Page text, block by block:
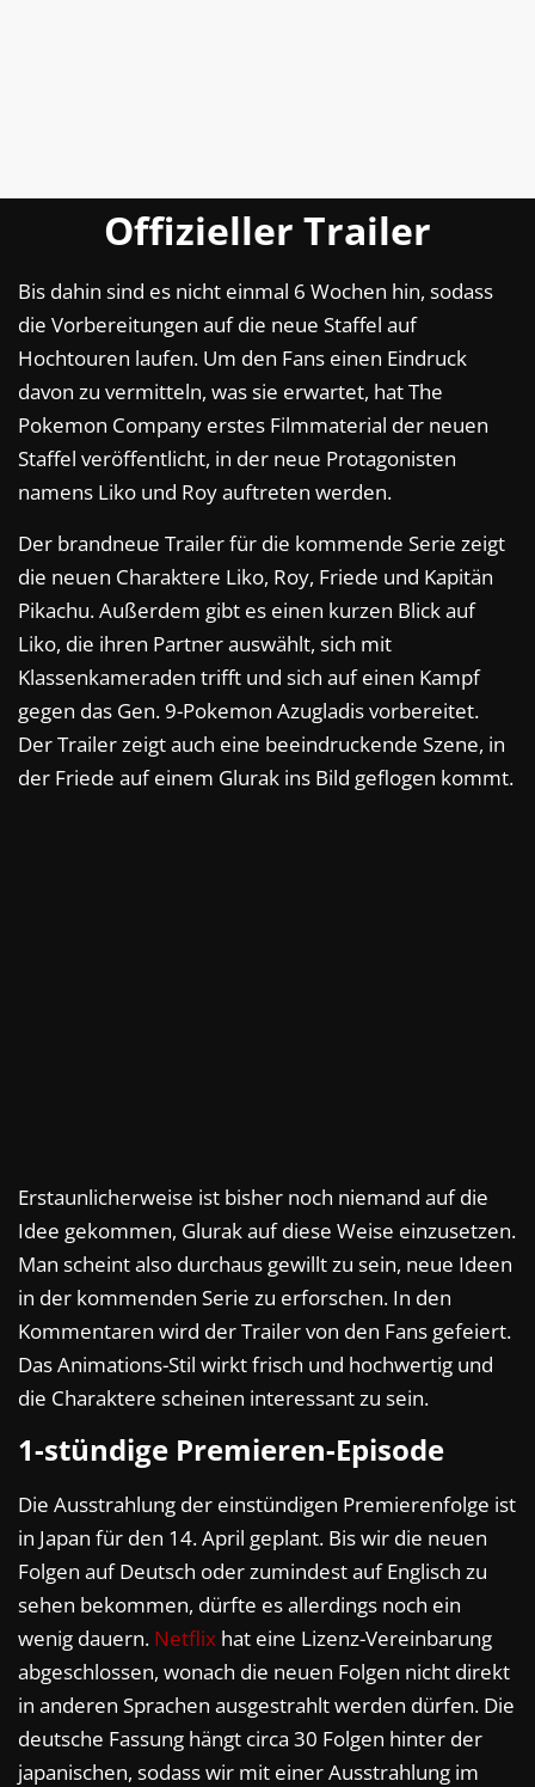
Offizieller Trailer
Bis dahin sind es nicht einmal 6 Wochen hin, sodass
die Vorbereitungen auf die neue Staffel auf
Hochtouren laufen. Um den Fans einen Eindruck
davon zu vermitteln, was sie erwartet, hat The
Pokemon Company erstes Filmmaterial der neuen
Staffel veröffentlicht, in der neue Protagonisten
namens Liko und Roy auftreten werden.
Der brandneue Trailer für die kommende Serie zeigt
die neuen Charaktere Liko, Roy, Friede und Kapitän
Pikachu. Außerdem gibt es einen kurzen Blick auf
Liko, die ihren Partner auswählt, sich mit
Klassenkameraden trifft und sich auf einen Kampf
gegen das Gen. 9-Pokemon Azugladis vorbereitet.
Der Trailer zeigt auch eine beeindruckende Szene, in
der Friede auf einem Glurak ins Bild geflogen kommt.
Erstaunlicherweise ist bisher noch niemand auf die
Idee gekommen, Glurak auf diese Weise einzusetzen.
Man scheint also durchaus gewillt zu sein, neue Ideen
in der kommenden Serie zu erforschen. In den
Kommentaren wird der Trailer von den Fans gefeiert.
Das Animations-Stil wirkt frisch und hochwertig und
die Charaktere scheinen interessant zu sein.
1-stündige Premieren-Episode
Die Ausstrahlung der einstündigen Premierenfolge ist
in Japan für den 14. April geplant. Bis wir die neuen
Folgen auf Deutsch oder zumindest auf Englisch zu
sehen bekommen, dürfte es allerdings noch ein
wenig dauern. Netflix hat eine Lizenz-Vereinbarung
abgeschlossen, wonach die neuen Folgen nicht direkt
in anderen Sprachen ausgestrahlt werden dürfen. Die
deutsche Fassung hängt circa 30 Folgen hinter der
japanischen, sodass wir mit einer Ausstrahlung im